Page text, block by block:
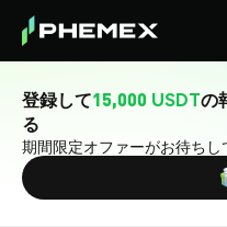
登録して15,000 USDTの
る
期間限定オファーがお待ちし